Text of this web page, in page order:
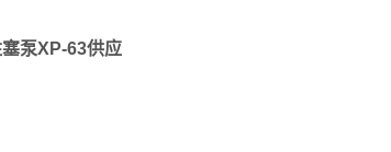
泵XP-63供应